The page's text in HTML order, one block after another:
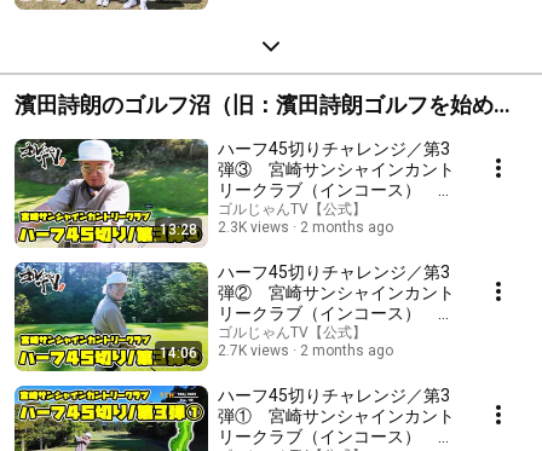
濱田詩朗のゴルフ沼（旧：濱田詩朗ゴルフを始めま
す）
13:28
ハーフ45切りチャレンジ／第3
弾③ 宮崎サンシャインカント
リークラブ（インコース） ゴ
ルじゃんＴＶ『濱田詩朗のゴル
フ沼』
ゴルじゃんTV【公式】
2.3K views
2 months ago
14:06
ハーフ45切りチャレンジ／第3
弾② 宮崎サンシャインカント
リークラブ（インコース） ゴ
ルじゃんＴＶ『濱田詩朗のゴル
フ沼』
ゴルじゃんTV【公式】
2.7K views
2 months ago
ハーフ45切りチャレンジ／第3
弾① 宮崎サンシャインカント
リークラブ（インコース） ゴ